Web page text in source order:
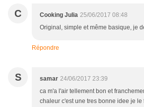
C Cooking Julia 25/06/2017 08:48
Original, simple et même basique, je
Répondre
S samar 24/06/2017 23:39
ca m'a l'air tellement bon et
chaleur c'est une tres bonne idee je